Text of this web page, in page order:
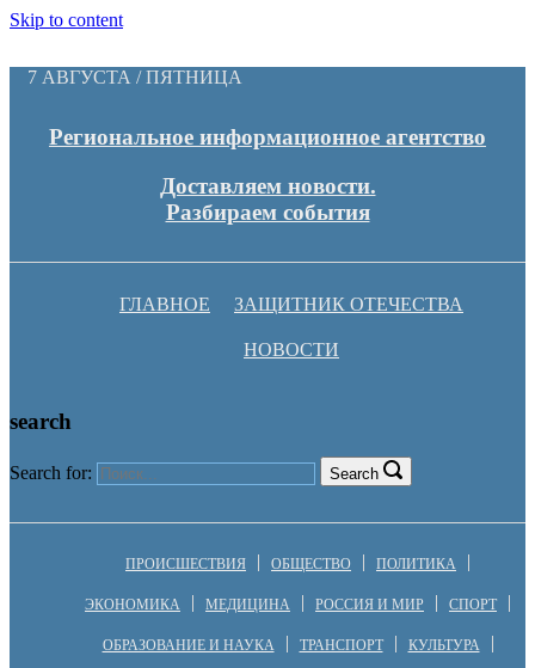
Skip to content
7 АВГУСТА / ПЯТНИЦА
Региональное информационное агентство
Доставляем новости.
Разбираем события
ГЛАВНОЕ ЗАЩИТНИК ОТЕЧЕСТВА
НОВОСТИ
search
Search for: Search
ПРОИСШЕСТВИЯ ОБЩЕСТВО ПОЛИТИКА
ЭКОНОМИКА МЕДИЦИНА РОССИЯ И МИР СПОРТ
ОБРАЗОВАНИЕ И НАУКА ТРАНСПОРТ КУЛЬТУРА